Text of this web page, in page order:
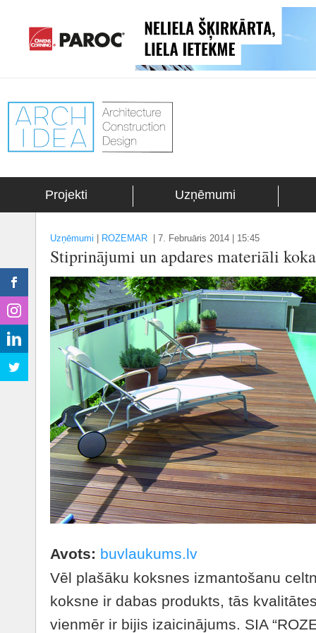
Projekti Uzņēmumi
Uzņēmumi ROZEMAR 7. Februāris 2014 | 15:45
Stiprinājumi un apdares materiāli
Avots: buvlaukums.lv
Vēl plašāku koksnes izmantošanu
koksne ir dabas produkts, tās
vienmēr ir bijis izaicinājums. SIA